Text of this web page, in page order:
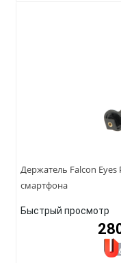
Держатель Falcon Eyes
смартфона
Быстрый просмотр